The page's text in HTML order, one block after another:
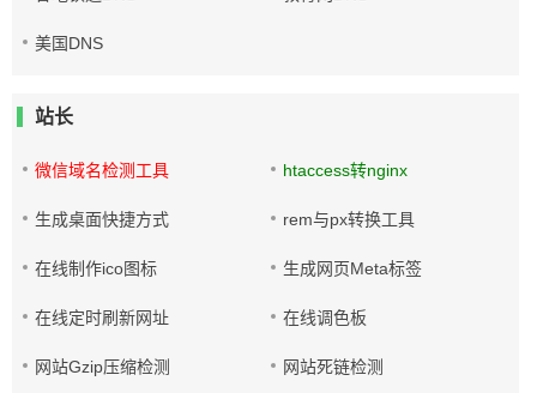
美国DNS
站长
微信域名检测工具 htaccess转nginx
生成桌面快捷方式 rem与px转换工具
在线制作ico图标 生成网页Meta标签
在线定时刷新网址 在线调色板
网站Gzip压缩检测 网站死链检测